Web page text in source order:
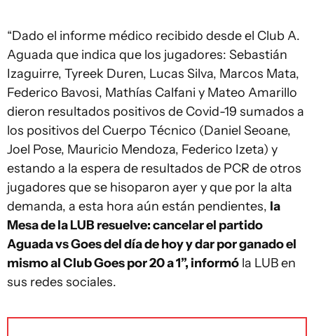
“Dado el informe médico recibido desde el Club A.
Aguada que indica que los jugadores: Sebastián
Izaguirre, Tyreek Duren, Lucas Silva, Marcos Mata,
Federico Bavosi, Mathías Calfani y Mateo Amarillo
dieron resultados positivos de Covid-19 sumados a
los positivos del Cuerpo Técnico (Daniel Seoane,
Joel Pose, Mauricio Mendoza, Federico Izeta) y
estando a la espera de resultados de PCR de otros
jugadores que se hisoparon ayer y que por la alta
demanda, a esta hora aún están pendientes, la
Mesa de la LUB resuelve: cancelar el partido
Aguada vs Goes del día de hoy y dar por ganado el
mismo al Club Goes por 20 a 1”, informó la LUB en
sus redes sociales.